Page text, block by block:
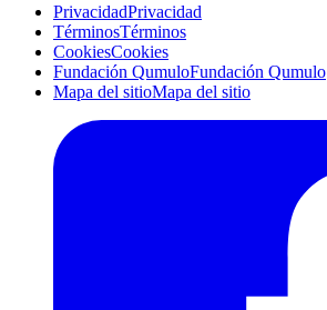
PrivacidadPrivacidad
TérminosTérminos
CookiesCookies
Fundación QumuloFundación Qumulo
Mapa del sitioMapa del sitio